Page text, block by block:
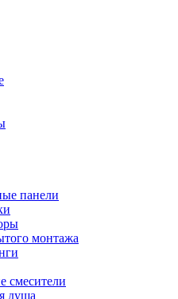
панели
монтажа
смесители
душа